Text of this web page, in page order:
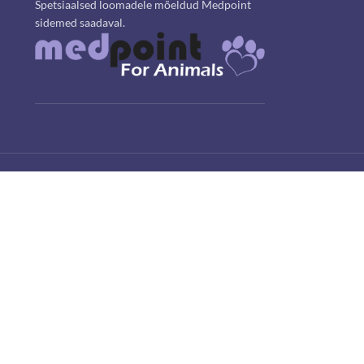
Spetsiaalsed loomadele mõeldud Medpoint
sidemed saadaval.